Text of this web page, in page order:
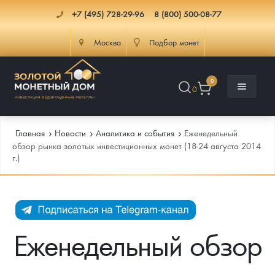
+7 (495) 728-29-96 8 (800) 500-08-77
Москва Подбор монет
0
0
Каталог
Каталог Монет
Монеты Россия и СССР
Памятные и старинные монеты
Инфо
Подлинность монет
Услуги
Главная Новости Аналитика и события
Еженедельный
обзор рынка золотых инвестиционных монет (18-24 августа 2014
г.)
Еженедельный обзор